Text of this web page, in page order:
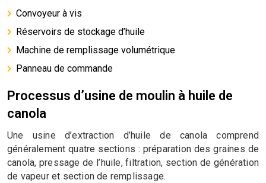
Convoyeur à vis
Réservoirs de stockage d’huile
Machine de remplissage volumétrique
Panneau de commande
Processus d’usine de moulin à huile de
canola
Une usine d’extraction d’huile de canola comprend
généralement quatre sections : préparation des graines de
canola, pressage de l’huile, filtration, section de génération
de vapeur et section de remplissage.